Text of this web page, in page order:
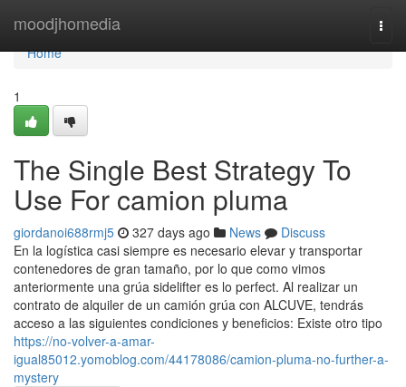
moodjhomedia
Home
Home
1
The Single Best Strategy To
Use For camion pluma
giordanoi688rmj5 327 days ago News
Discuss
En la logística casi siempre es necesario elevar y transportar
contenedores de gran tamaño, por lo que como vimos
anteriormente una grúa sidelifter es lo perfect. Al realizar un
contrato de alquiler de un camión grúa con ALCUVE, tendrás
acceso a las siguientes condiciones y beneficios: Existe otro tipo
https://no-volver-a-amar-
igual85012.yomoblog.com/44178086/camion-pluma-no-further-a-
mystery